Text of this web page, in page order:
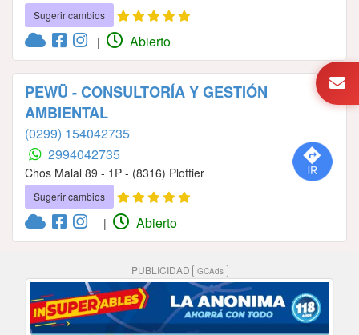
Sugerir cambios
| Abierto
PEWÜ - CONSULTORÍA Y GESTIÓN
AMBIENTAL
(0299) 154042735
2994042735
Chos Malal 89 - 1P - (8316) Plottier
Sugerir cambios
| Abierto
PUBLICIDAD GCAds